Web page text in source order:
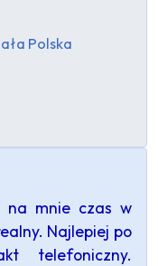
Polska
na mnie czas w
Najlepiej po
telefoniczny.